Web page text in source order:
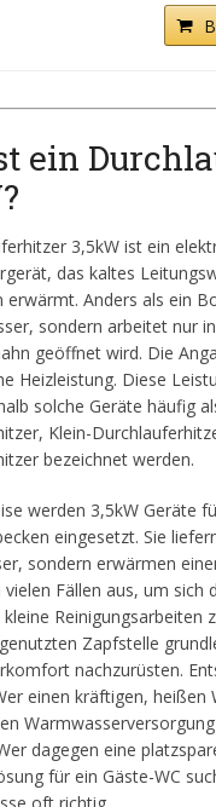
ein
3,5kW ist ein
das kaltes
erwärmt. Anders als ein
sondern arbeitet nur
geöffnet wird. Die
Heizleistung. Diese
solche Geräte häufig
Klein-
bezeichnet werden.
werden 3,5kW Geräte
eingesetzt. Sie
sondern erwärmen
Fällen aus, um sich
Reinigungsarbeiten
Zapfstelle
nachzurüsten.
einen kräftigen, heißen
dagegen eine
für ein Gäste-WC
oft richtig.